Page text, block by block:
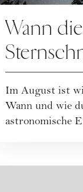
Wann
Im August ist
Wann und wie
astronomische